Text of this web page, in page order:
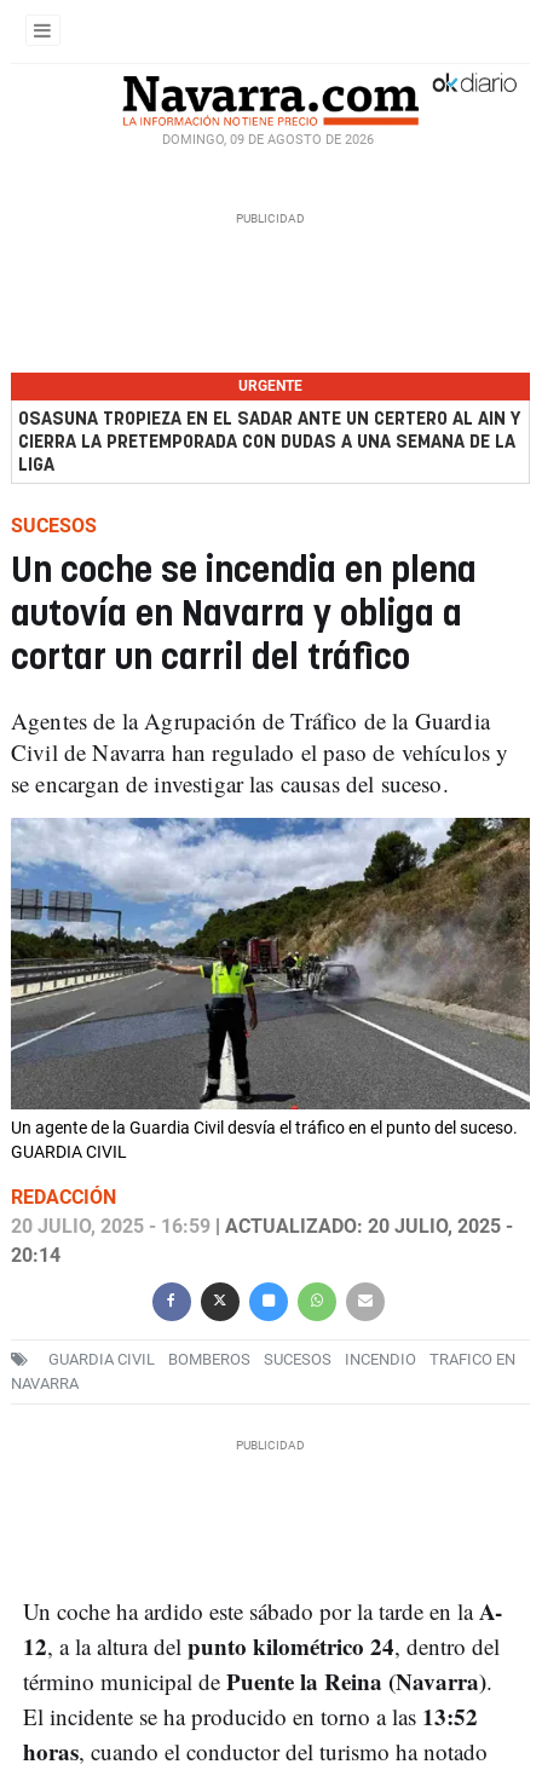
DOMINGO, 09 DE AGOSTO DE 2026
URGENTE
OSASUNA TROPIEZA EN EL SADAR ANTE UN CERTERO AL AIN Y
CIERRA LA PRETEMPORADA CON DUDAS A UNA SEMANA DE LA
LIGA
SUCESOS
Un coche se incendia en plena
autovía en Navarra y obliga a
cortar un carril del tráfico
Agentes de la Agrupación de Tráfico de la Guardia
Civil de Navarra han regulado el paso de vehículos y
se encargan de investigar las causas del suceso.
Un agente de la Guardia Civil desvía el tráfico en el punto del suceso.
GUARDIA CIVIL
REDACCIÓN
20 JULIO, 2025 - 16:59 | ACTUALIZADO: 20 JULIO, 2025 -
20:14
GUARDIA CIVIL BOMBEROS SUCESOS INCENDIO
TRAFICO EN
NAVARRA
Un coche ha ardido este sábado por la tarde en laA-
12, a la altura del punto kilométrico 24, dentro del
término municipal de Puente la Reina (Navarra).
El incidente se ha producido en torno a las 13:52
horas, cuando el conductor del turismo ha notado